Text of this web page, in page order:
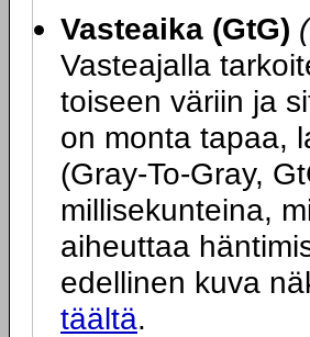
Vasteaika (GtG) (
Vasteajalla
toiseen väriin ja
on monta tapaa,
(Gray-To-Gray,
millisekunteina,
aiheuttaa
edellinen kuva
täältä.